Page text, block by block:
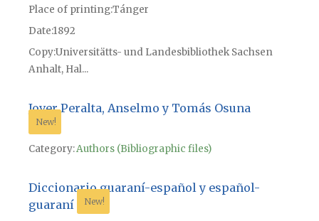
Place of printingTánger
Date1892
CopyUniversitätts- und Landesbibliothek Sachsen
Anhalt, Hal...
Jover Peralta, Anselmo y Tomás Osuna
New!
Category:Authors (Bibliographic files)
Diccionario guaraní-español y español-
guaraní
New!